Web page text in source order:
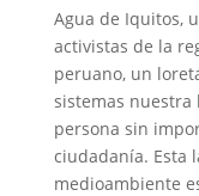
Agua de Iquitos,
activistas de la
peruano, un
sistemas nuestra
persona sin
ciudadanía. Esta
medioambiente